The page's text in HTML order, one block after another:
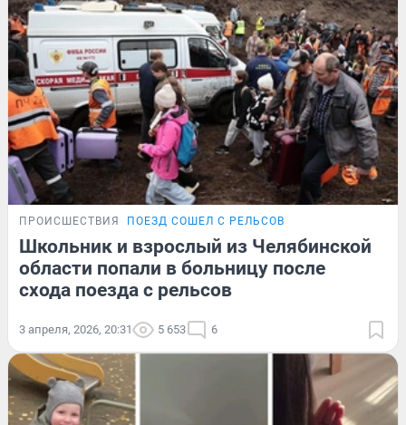
ПРОИСШЕСТВИЯ ПОЕЗД СОШЕЛ С РЕЛЬСОВ
Школьник и взрослый из Челябинской
области попали в больницу после
схода поезда с рельсов
3 апреля, 2026, 20:31 5 653 6